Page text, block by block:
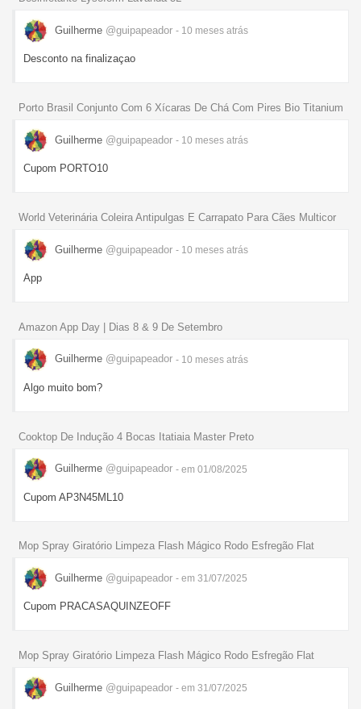
Guilherme @guipapeador - 10 meses atrás
Desconto na finalizaçao
Porto Brasil Conjunto Com 6 Xícaras De Chá Com Pires Bio Titanium
Guilherme @guipapeador - 10 meses atrás
Cupom PORTO10
World Veterinária Coleira Antipulgas E Carrapato Para Cães Multicor
Guilherme @guipapeador - 10 meses atrás
App
Amazon App Day | Dias 8 & 9 De Setembro
Guilherme @guipapeador - 10 meses atrás
Algo muito bom?
Cooktop De Indução 4 Bocas Itatiaia Master Preto
Guilherme @guipapeador - em 01/08/2025
Cupom AP3N45ML10
Mop Spray Giratório Limpeza Flash Mágico Rodo Esfregão Flat
Guilherme @guipapeador - em 31/07/2025
Cupom PRACASAQUINZEOFF
Mop Spray Giratório Limpeza Flash Mágico Rodo Esfregão Flat
Guilherme @guipapeador - em 31/07/2025